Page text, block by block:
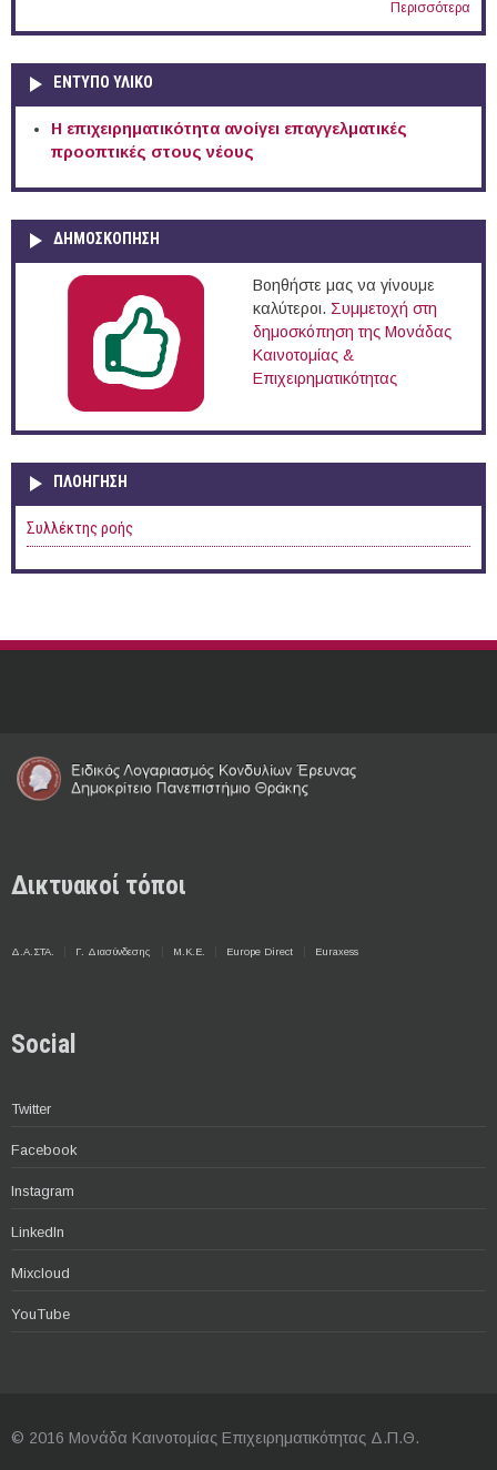
Περισσότερα
ΕΝΤΥΠΟ ΥΛΙΚΟ
Η επιχειρηματικότητα ανοίγει επαγγελματικές
προοπτικές στους νέους
ΔΗΜΟΣΚΟΠΗΣΗ
Βοηθήστε μας να γίνουμε
καλύτεροι. Συμμετοχή στη
δημοσκόπηση της Μονάδας
Καινοτομίας &
Επιχειρηματικότητας
ΠΛΟΉΓΗΣΗ
Συλλέκτης ροής
Δικτυακοί τόποι
Δ.Α.ΣΤΑ. Γ. Διασύνδεσης Μ.Κ.Ε. Europe Direct Euraxess
Social
Twitter
Facebook
Instagram
LinkedIn
Mixcloud
YouTube
© 2016 Μονάδα Καινοτομίας Επιχειρηματικότητας Δ.Π.Θ.